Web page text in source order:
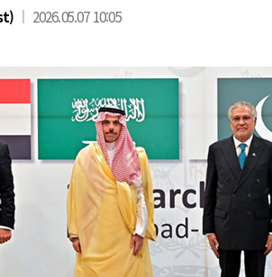
2026.05.07 10:05
시아-우크라이나 전쟁